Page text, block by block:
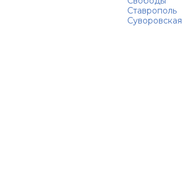
Ставрополь
Суворовская